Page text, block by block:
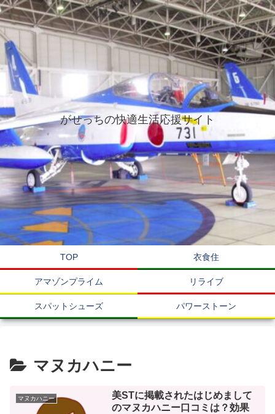
がせっちの快適生活応援サイト
TOP 衣食住
アマゾンプライム リライブ
スパットシューズ パワーストーン
マヌカハニー
マヌカハニー
美STに掲載されたはじめまして
のマヌカハニー口コミは？効果